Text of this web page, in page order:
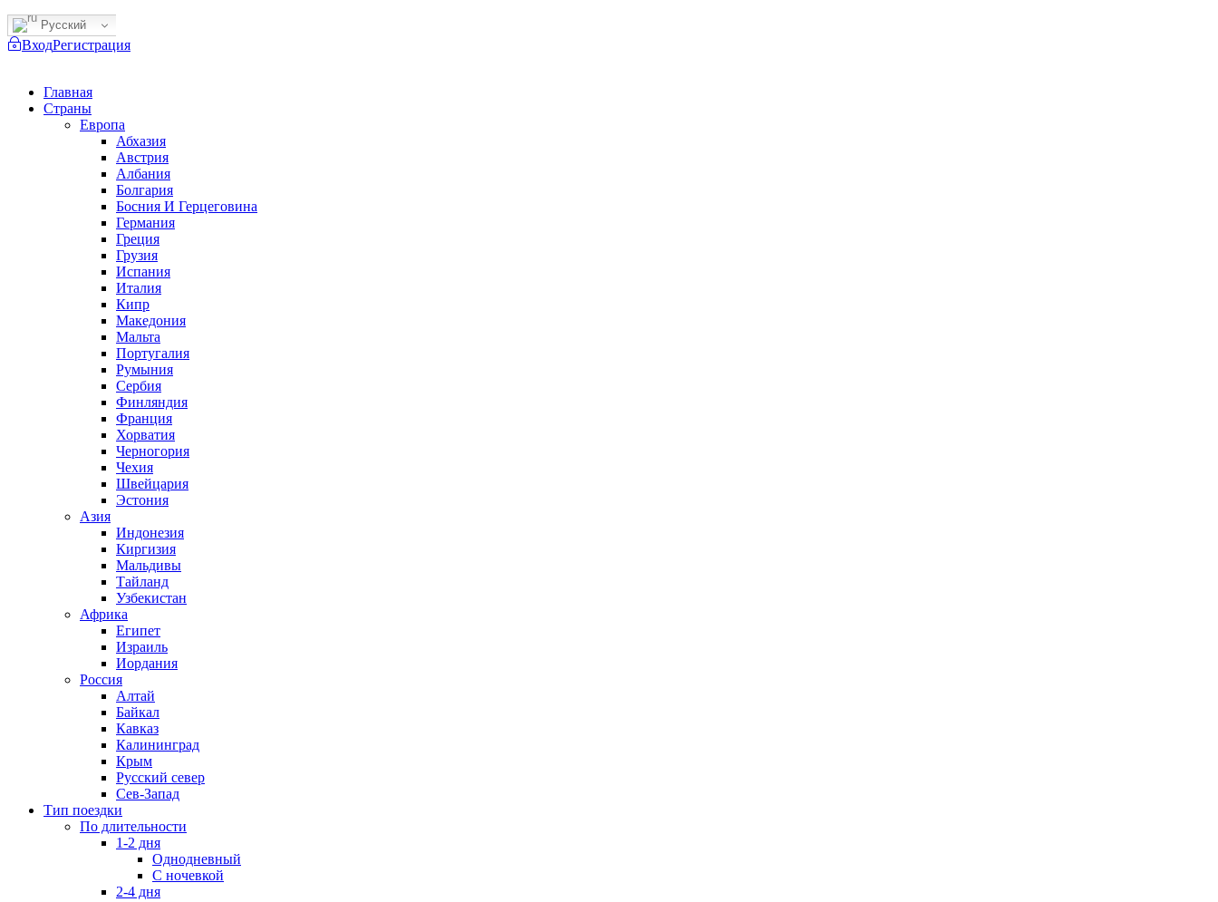
Русский
ВходРегистрация
Главная
Страны
Европа
Абхазия
Австрия
Албания
Болгария
Босния И Герцеговина
Германия
Греция
Грузия
Испания
Италия
Кипр
Македония
Мальта
Португалия
Румыния
Сербия
Финляндия
Франция
Хорватия
Черногория
Чехия
Швейцария
Эстония
Азия
Индонезия
Киргизия
Мальдивы
Тайланд
Узбекистан
Африка
Египет
Израиль
Иордания
Россия
Алтай
Байкал
Кавказ
Калининград
Крым
Русский север
Сев-Запад
Тип поездки
По длительности
1-2 дня
Однодневный
С ночевкой
2-4 дня